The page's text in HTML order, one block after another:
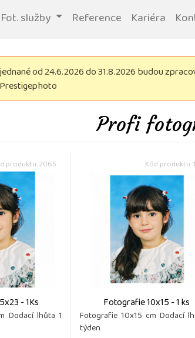
Fot. služby Reference Kariéra
od 24.6.2026 do 31.8.2026 budou
Profi
produktu: 2065
- 1Ks
Dodací lhůta 1
Kód produktu:
Fotografie 10x15 - 1 ks
Fotografie 10x15 cm Dodací
týden